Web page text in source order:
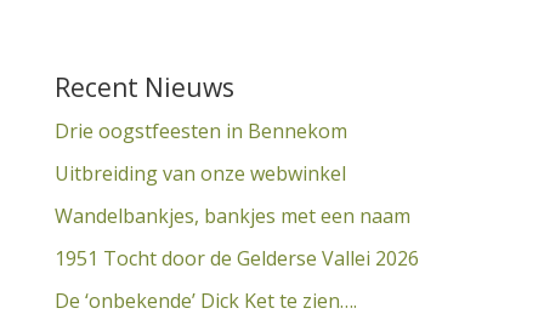
Recent Nieuws
Drie oogstfeesten in Bennekom
Uitbreiding van onze webwinkel
Wandelbankjes, bankjes met een naam
1951 Tocht door de Gelderse Vallei 2026
De ‘onbekende’ Dick Ket te zien….